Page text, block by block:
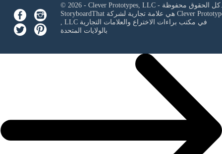
© 2026 - Clever Prototypes, LLC - كل الحقوق محفوظة.
StoryboardThat هي علامة تجارية لشركة Clever
, LLCفي مكتب براءات الاختراع والعلامات التجارية
بالولايات المتحدة